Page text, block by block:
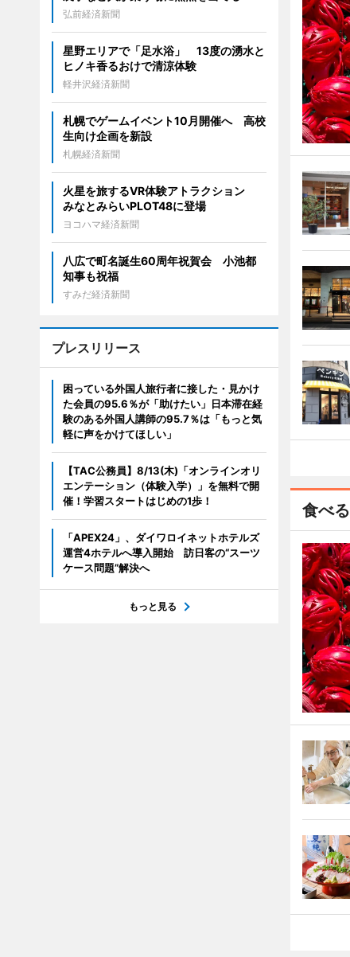
食べる
弘前経済新聞
星野エリアで「足水浴」 13度の湧水と
ヒノキ香るおけで清涼体験
軽井沢経済新聞
札幌でゲームイベント10月開催へ 高校
生向け企画を新設
札幌経済新聞
火星を旅するVR体験アトラクション
みなとみらいPLOT48に登場
ヨコハマ経済新聞
八広で町名誕生60周年祝賀会 小池都
知事も祝福
すみだ経済新聞
プレスリリース
困っている外国人旅行者に接した・見かけ
た会員の95.6％が「助けたい」日本滞在経
験のある外国人講師の95.7％は「もっと気
軽に声をかけてほしい」
【TAC公務員】8/13(木)「オンラインオリ
エンテーション（体験入学）」を無料で開
催！学習スタートはじめの1歩！
「APEX24」、ダイワロイネットホテルズ
運営4ホテルへ導入開始 訪日客の“スーツ
ケース問題”解決へ
もっと見る